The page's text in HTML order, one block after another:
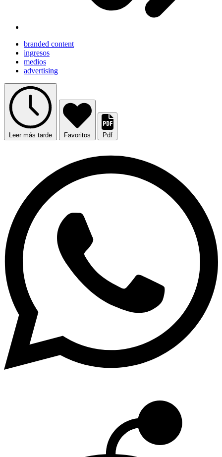
branded content
ingresos
medios
advertising
Leer más tarde Favoritos Pdf